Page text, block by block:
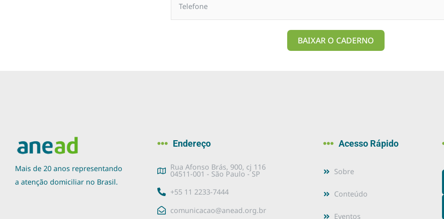
BAIXAR O CADERNO
Mais de 20 anos representando
a atenção domiciliar no Brasil.
Endereço
Rua Afonso Brás, 900, cj 116
04511-001 - São Paulo - SP
+55 11 2233-7444
comunicacao@anead.org.br
Acesso Rápido
Sobre
Conteúdo
Eventos